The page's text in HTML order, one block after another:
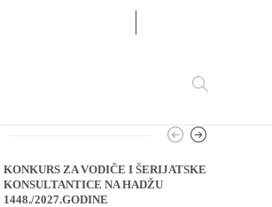
KONKURS ZA VODIČE I ŠERIJATSKE
KONSULTANTICE NA HADŽU
1448./2027.GODINE